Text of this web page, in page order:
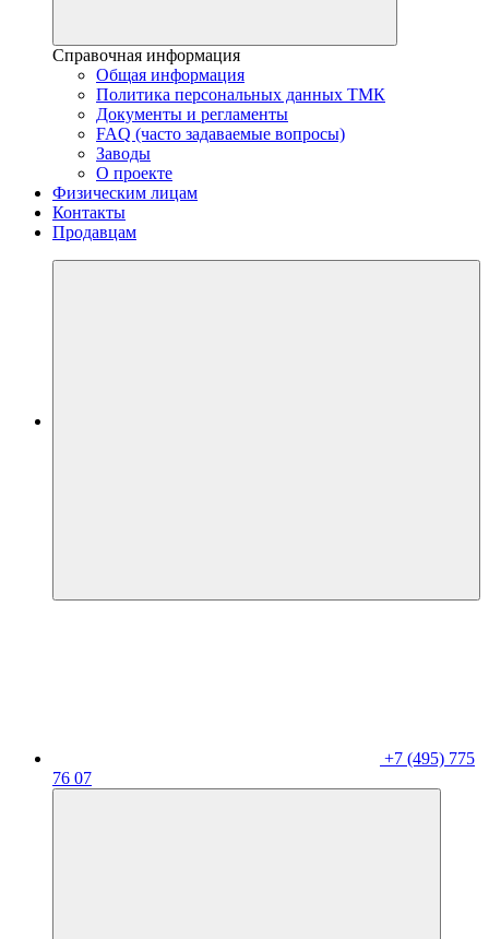
Справочная информация
Общая информация
Политика персональных данных ТМК
Документы и регламенты
FAQ (часто задаваемые вопросы)
Заводы
О проекте
Физическим лицам
Контакты
Продавцам
+7 (495) 775
76 07